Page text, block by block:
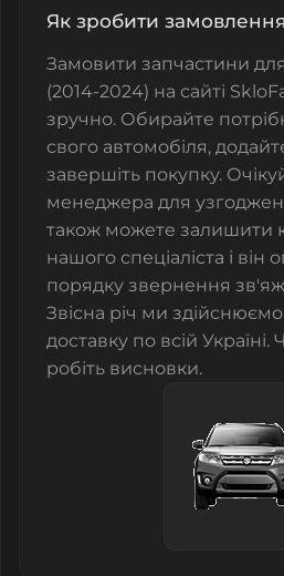
Як зробити
Замовити запчастини
(2014-2024) на сайті
зручно. Обирайте
свого автомобіля,
завершіть покупку.
менеджера для
також можете залишити
нашого спеціаліста і він
порядку звернення
Звісна річ ми
доставку по всій Україні.
робіть висновки.